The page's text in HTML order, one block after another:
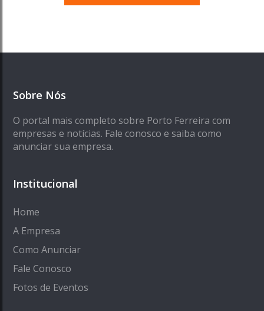
Sobre Nós
O portal mais completo sobre Porto Ferreira com
empresas e notícias. Fale conosco e saiba como
anunciar sua empresa.
Institucional
Home
A Empresa
Como Anunciar
Fale Conosco
Fotos de Eventos